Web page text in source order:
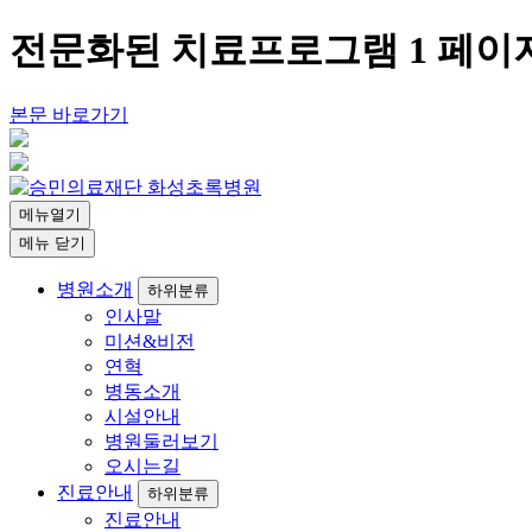
전문화된 치료프로그램 1 페이
본문 바로가기
메뉴열기
메뉴 닫기
병원소개 하위분류
인사말
미션&비전
연혁
병동소개
시설안내
병원둘러보기
오시는길
진료안내
하위분류
진료안내